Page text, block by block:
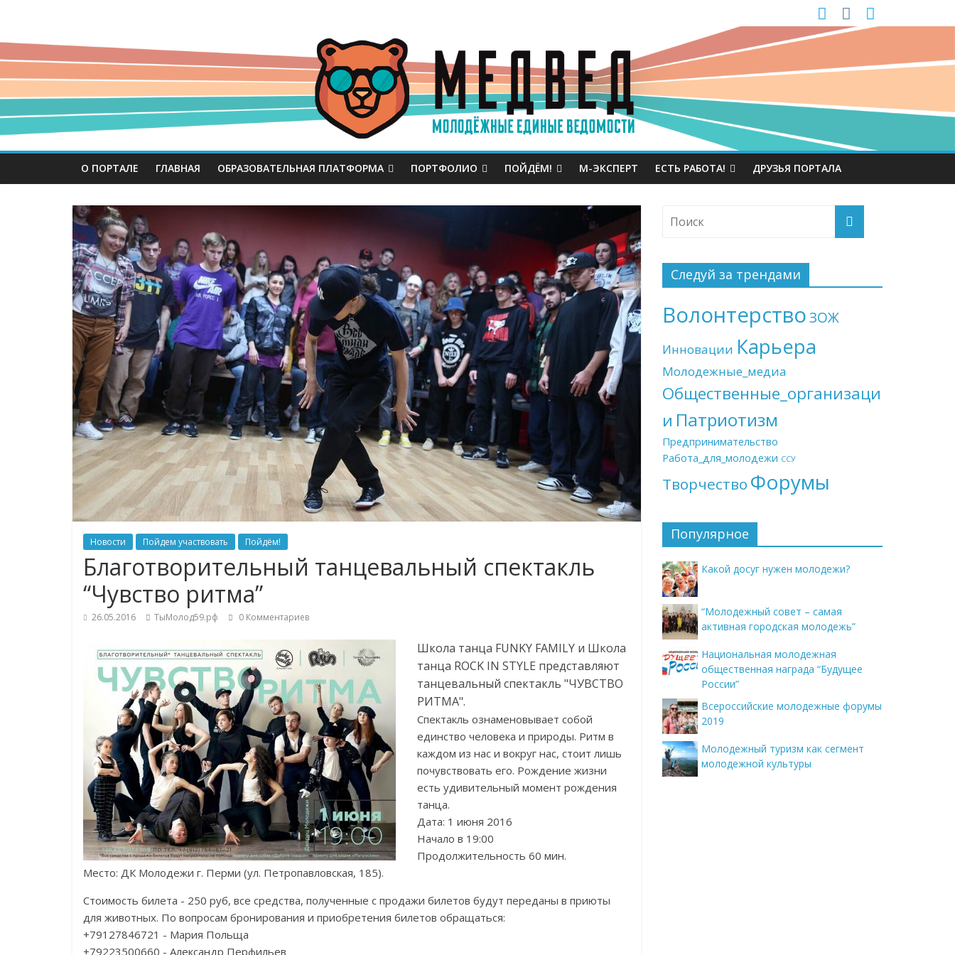
О ПОРТАЛЕ ГЛАВНАЯ ОБРАЗОВАТЕЛЬНАЯ ПЛАТФОРМА ПОРТФОЛИО ПОЙДЁМ! М-ЭКСПЕРТ ЕСТЬ РАБОТА! ДРУЗЬЯ ПОРТАЛА
Новости Пойдем участвовать Пойдём!
Благотворительный танцевальный спектакль
“Чувство ритма”
26.05.2016 ТыМолод59.рф 0 Комментариев
Школа танца FUNKY FAMILY и Школа
танца ROCK IN STYLE представляют
танцевальный спектакль "ЧУВСТВО
РИТМА".
Спектакль ознаменовывает собой
единство человека и природы. Ритм в
каждом из нас и вокруг нас, стоит лишь
почувствовать его. Рождение жизни
есть удивительный момент рождения
танца.
Дата: 1 июня 2016
Начало в 19:00
Продолжительность 60 мин.
Место: ДК Молодежи г. Перми (ул. Петропавловская, 185).
Стоимость билета - 250 руб, все средства, полученные с продажи билетов будут переданы в приюты
для животных. По вопросам бронирования и приобретения билетов обращаться:
+79127846721 - Мария Польща
+79223500660 - Александр Перфильев
Следуй за трендами
ВолонтерствоЗОЖ
Инновации Карьера
Молодежные_медиа
Общественные_организаци
и Патриотизм
Предпринимательство
Работа_для_молодежи ССУ
Творчество Форумы
Популярное
Какой досуг нужен молодежи?
“Молодежный совет – самая
активная городская молодежь”
Национальная молодежная
общественная награда “Будущее
России”
Всероссийские молодежные форумы
2019
Молодежный туризм как сегмент
молодежной культуры